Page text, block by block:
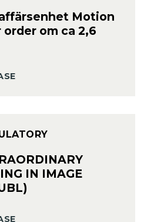
Motion
om ca 2,6
IN IMAGE